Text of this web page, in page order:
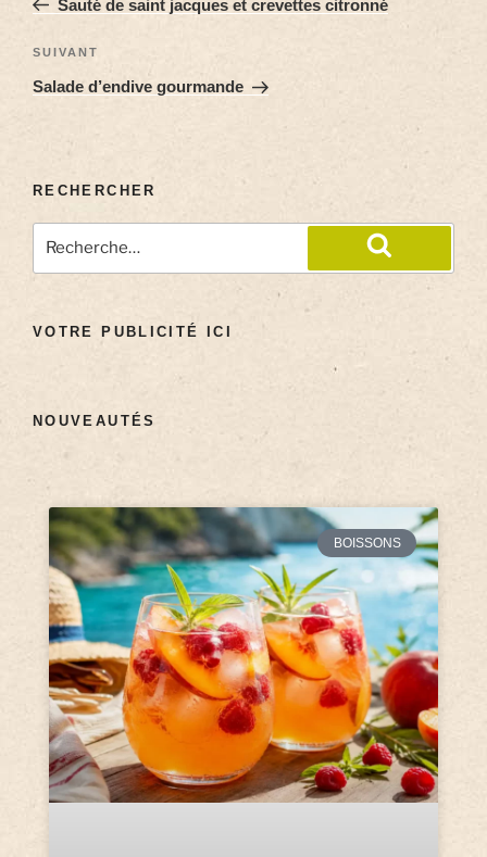
Sauté de saint jacques et crevettes citronné
SUIVANT
Salade d’endive gourmande
RECHERCHER
VOTRE PUBLICITÉ ICI
NOUVEAUTÉS
BOISSONS